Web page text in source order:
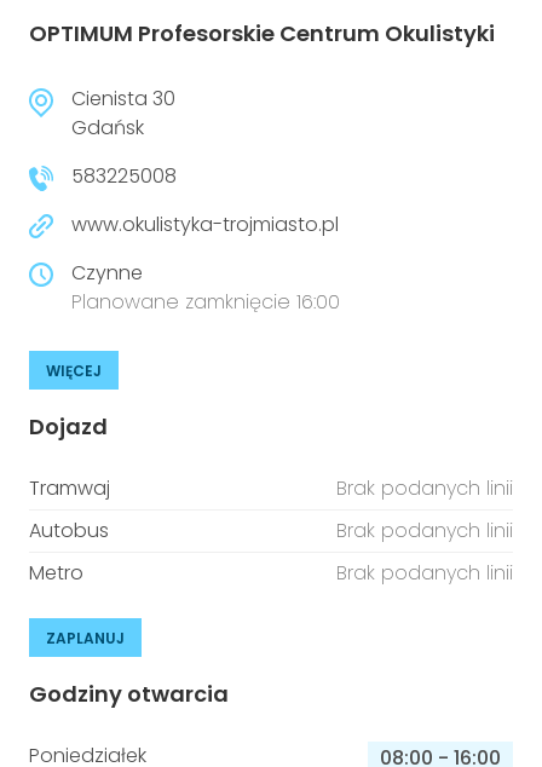
OPTIMUM Profesorskie Centrum Okulistyki
Cienista 30
Gdańsk
583225008
www.okulistyka-trojmiasto.pl
Czynne
Planowane zamknięcie 16:00
WIĘCEJ
Dojazd
Tramwaj
Brak podanych linii
Autobus
Brak podanych linii
Metro
Brak podanych linii
ZAPLANUJ
Godziny otwarcia
Poniedziałek 08:00 - 16:00